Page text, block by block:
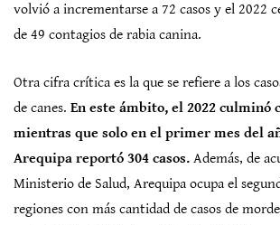
volvió a incrementarse a 72 casos y el 2022
de 49 contagios de rabia canina.
Otra cifra crítica es la que se refiere a los
de canes. En este ámbito, el 2022 culminó
mientras que solo en el primer mes del
Arequipa reportó 304 casos. Además, de
Ministerio de Salud, Arequipa ocupa el
regiones con más cantidad de casos de